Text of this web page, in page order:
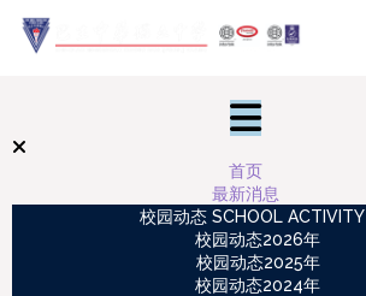
首页
最新消息
校园动态 SCHOOL ACTIVITY
校园动态2026年
校园动态2025年
校园动态2024年